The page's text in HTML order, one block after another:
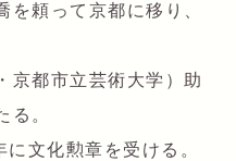
を頼って京都に移り、
京都市立芸術大学）助
る。
文化勲章を受ける。